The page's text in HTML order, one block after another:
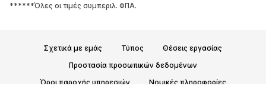
******Όλες οι τιμές συμπεριλ. ΦΠΑ.
Σχετικά με εμάς Τύπος
Θέσεις εργασίας
Προστασία προσωπικών δεδομένων
Όροι παροχής υπηρεσιών
Νομικές πληροφορίες